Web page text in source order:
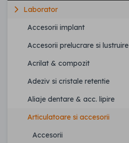
Laborator
Accesorii implant
Accesorii prelucrare si lustruire
Acrilat & compozit
Adeziv si cristale retentie
Aliaje dentare & acc. lipire
Articulatoare si accesorii
Accesorii